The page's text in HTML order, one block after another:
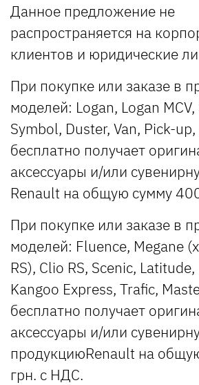
Данное предложение не
распространяется на
клиентов и юридические
При покупке или заказе в
моделей: Logan, Logan
Symbol, Duster, Van, Pick-
бесплатно получает
аксессуары и/или
Renault на общую сумму
При покупке или заказе в
моделей: Fluence, Megane
RS), Clio RS, Scenic,
Kangoo Express, Trafic,
бесплатно получает
аксессуары и/или
продукциюRenault на
грн. с НДС.